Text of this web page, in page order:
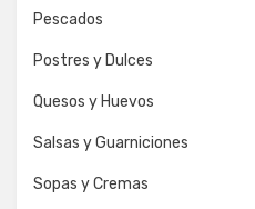
Pescados
Postres y Dulces
Quesos y Huevos
Salsas y Guarniciones
Sopas y Cremas